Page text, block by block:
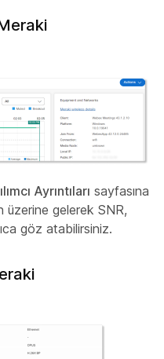
Ayrıntıları sayfasına
üzerine gelerek SNR,
göz atabilirsiniz.